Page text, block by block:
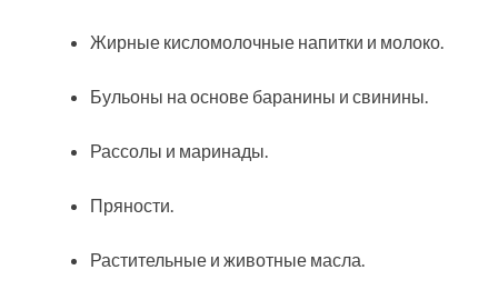
Жирные кисломолочные напитки и молоко.
Бульоны на основе баранины и свинины.
Рассолы и маринады.
Пряности.
Растительные и животные масла.